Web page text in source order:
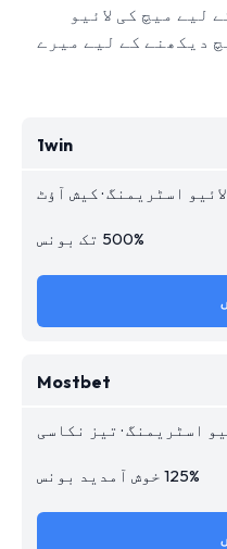
لیے میچ کی لائیو
دیکھنے کے لیے میرے
1win
لائیو اسٹریمنگ · کیش آؤٹ
500% تک بونس
Mostbet
اسٹریمنگ · تیز نکاسی
125% خوش آمدید بونس